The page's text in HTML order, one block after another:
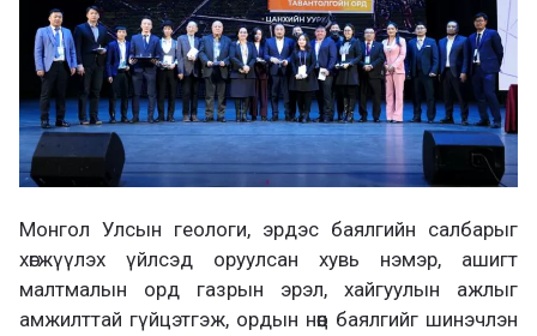
х
Монгол Улсын геологи, эрдэс баялгийн салбарыг
хөгжүүлэх үйлсэд оруулсан хувь нэмэр, ашигт
малтмалын орд газрын эрэл, хайгуулын ажлыг
амжилттай гүйцэтгэж, ордын нөөц баялгийг шинэчлэн